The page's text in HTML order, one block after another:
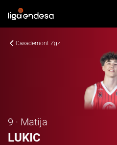
Casademont Zgz
9 · Matija
LUKIC